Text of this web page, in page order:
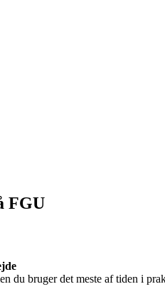
FGU
du bruger det meste af tiden i